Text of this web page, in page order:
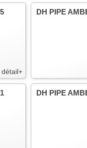
détail+
DH PIPE
DH PIPE